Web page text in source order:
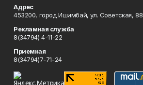
Адрес
453200, город Ишимбай, ул. Советская, 88
Рекламная служба
8(34794) 4-11-22
Приемная
8(34794)7-71-24